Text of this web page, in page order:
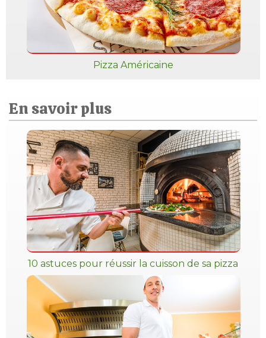
Pizza Américaine
En savoir plus
10 astuces pour réussir la cuisson de sa pizza